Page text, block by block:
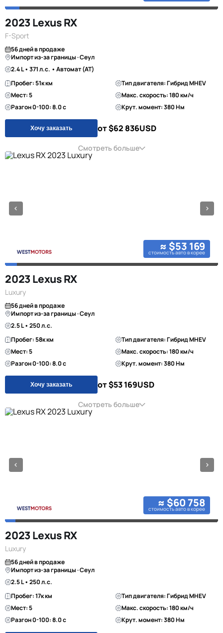
2023 Lexus RX
F-Sport
56 дней в продаже
Импорт из-за границы · Сеул
2.4 L • 371 л.с. • Автомат (AT)
Пробег: 51к км
Тип двигателя: Гибрид MHEV
Мест: 5
Макс. скорость: 180 км/ч
Разгон 0-100: 8.0 с
Крут. момент: 380 Нм
Хочу заказать от $62 836USD
Смотреть больше
≈ $53 169
стоимость авто в корее
2023 Lexus RX
Luxury
56 дней в продаже
Импорт из-за границы · Сеул
2.5 L • 250 л.с.
Пробег: 58к км
Тип двигателя: Гибрид MHEV
Мест: 5
Макс. скорость: 180 км/ч
Разгон 0-100: 8.0 с
Крут. момент: 380 Нм
Хочу заказать от $53 169USD
Смотреть больше
≈ $60 758
стоимость авто в корее
2023 Lexus RX
Luxury
56 дней в продаже
Импорт из-за границы · Сеул
2.5 L • 250 л.с.
Пробег: 17к км
Тип двигателя: Гибрид MHEV
Мест: 5
Макс. скорость: 180 км/ч
Разгон 0-100: 8.0 с
Крут. момент: 380 Нм